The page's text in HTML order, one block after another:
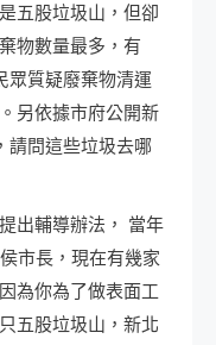
五股垃圾山，但卻
物數量最多，有
眾質疑廢棄物清運
另依據市府公開新
請問這些垃圾去哪
出輔導辦法， 當年
市長，現在有幾家
為你為了做表面工
五股垃圾山，新北